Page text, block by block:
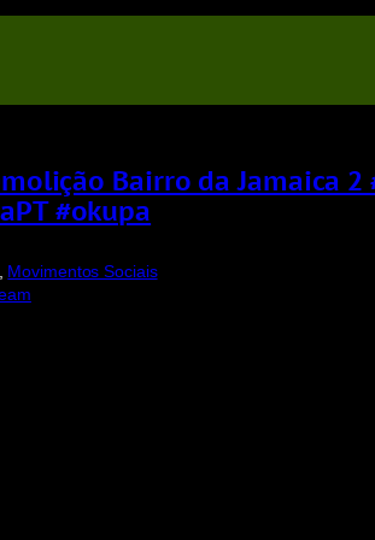
Bairro da Jamaica
#okupa
Movimentos Sociais